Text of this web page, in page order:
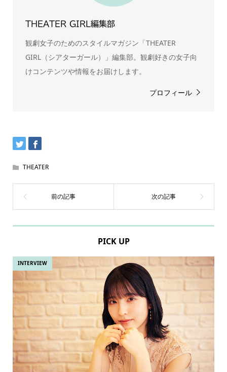
THEATER GIRL編集部
観劇女子のためのスタイルマガジン「THEATER
GIRL（シアターガール）」編集部。観劇好きの女子向
けコンテンツや情報をお届けします。
プロフィール
THEATER
PICK UP
INTERVIEW